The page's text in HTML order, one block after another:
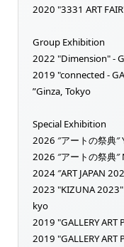
2020 "3331 ART
Group Exhibition
2022 "Dimension" -
2019 "connected -
”Ginza, Tokyo
Special Exhibition
2026 ″アートの祭典
2026 ″アートの祭典
2024 ″ART JAPAN
2023 "KIZUNA 2023"
kyo
2019 "GALLERY
2019 "GALLERY ART